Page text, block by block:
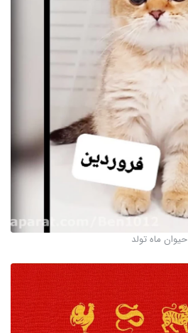
حیوان ماه تولد